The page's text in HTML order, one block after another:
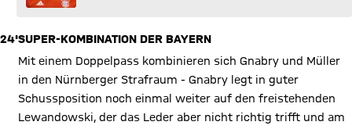
24'SUPER-KOMBINATION DER BAYERN
Mit einem Doppelpass kombinieren sich Gnabry und Müller
in den Nürnberger Strafraum - Gnabry legt in guter
Schussposition noch einmal weiter auf den freistehenden
Lewandowski, der das Leder aber nicht richtig trifft und am